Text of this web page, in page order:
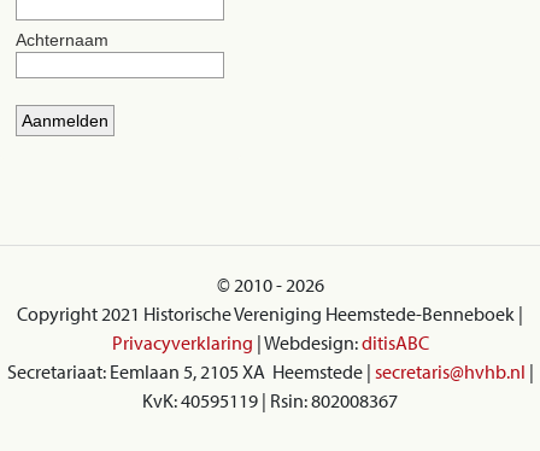
© 2010 - 2026
Copyright 2021 Historische Vereniging Heemstede-Benneboek |
Privacyverklaring | Webdesign:ditisABC
Secretariaat: Eemlaan 5, 2105 XA Heemstede | secretaris@hvhb.nl |
KvK: 40595119 | Rsin: 802008367